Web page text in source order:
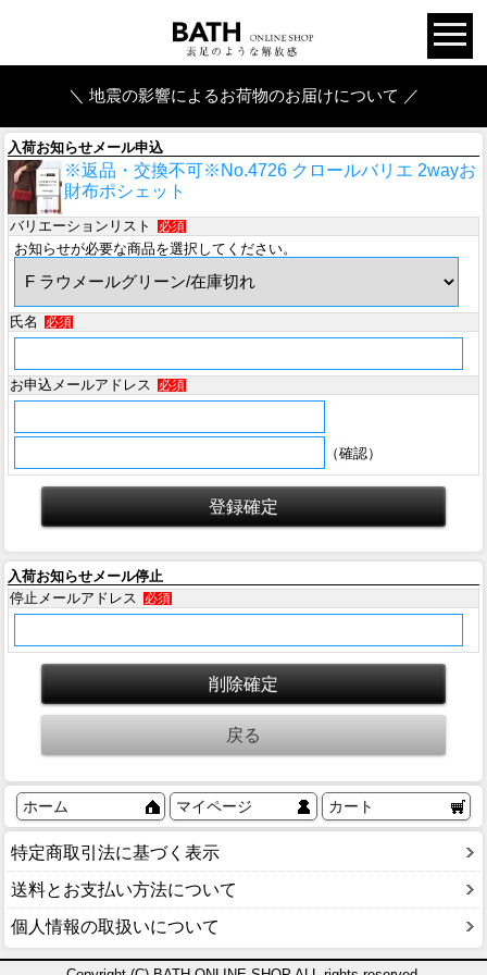
＼ 地震の影響によるお荷物のお届けについて ／
入荷お知らせメール申込
※返品・交換不可※No.4726 クロールバリエ 2wayお
財布ポシェット
バリエーションリスト 必須
お知らせが必要な商品を選択してください。
氏名 必須
お申込メールアドレス 必須
（確認）
入荷お知らせメール停止
停止メールアドレス
必須
ホーム マイページ カート
特定商取引法に基づく表示
送料とお支払い方法について
個人情報の取扱いについて